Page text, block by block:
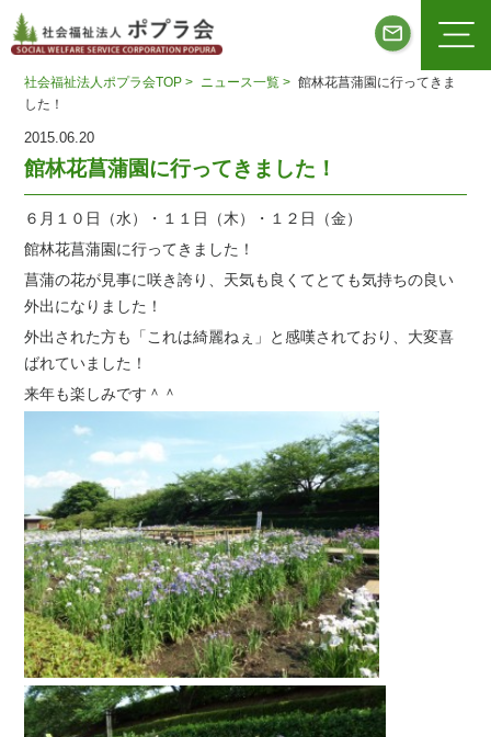
社会福祉法人ポプラ会TOP > ニュース一覧 > 館林花菖蒲園に行ってきま
した！
2015.06.20
館林花菖蒲園に行ってきました！
６月１０日（水）・１１日（木）・１２日（金）
館林花菖蒲園に行ってきました！
菖蒲の花が見事に咲き誇り、天気も良くてとても気持ちの良い
外出になりました！
外出された方も「これは綺麗ねぇ」と感嘆されており、大変喜
ばれていました！
来年も楽しみです＾＾